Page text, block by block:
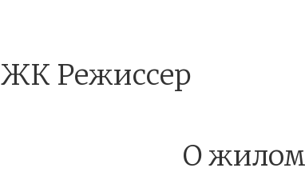
ЖК Режиссер
О жилом